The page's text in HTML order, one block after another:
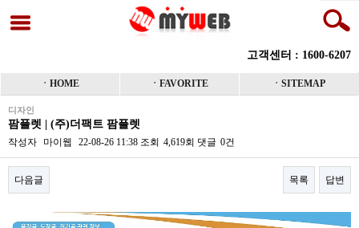
고객센터 : 1600-6207
ㆍHOME ㆍFAVORITE ㆍSITEMAP
디자인
팜플렛 | (주)더팩트 팜플렛
작성자 마이웹 22-08-26 11:38 조회 4,619회 댓글 0건
다음글 목록 답변